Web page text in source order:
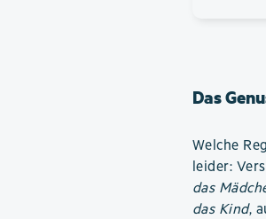
Das
Welche
leider:
das
das Kind,